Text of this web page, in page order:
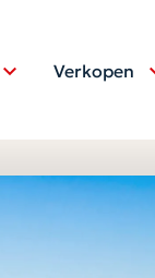
Verkopen